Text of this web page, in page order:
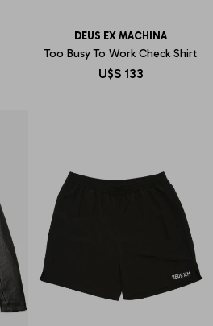
DEUS EX MACHINA
Too Busy To Work Check Shirt
U$S 133